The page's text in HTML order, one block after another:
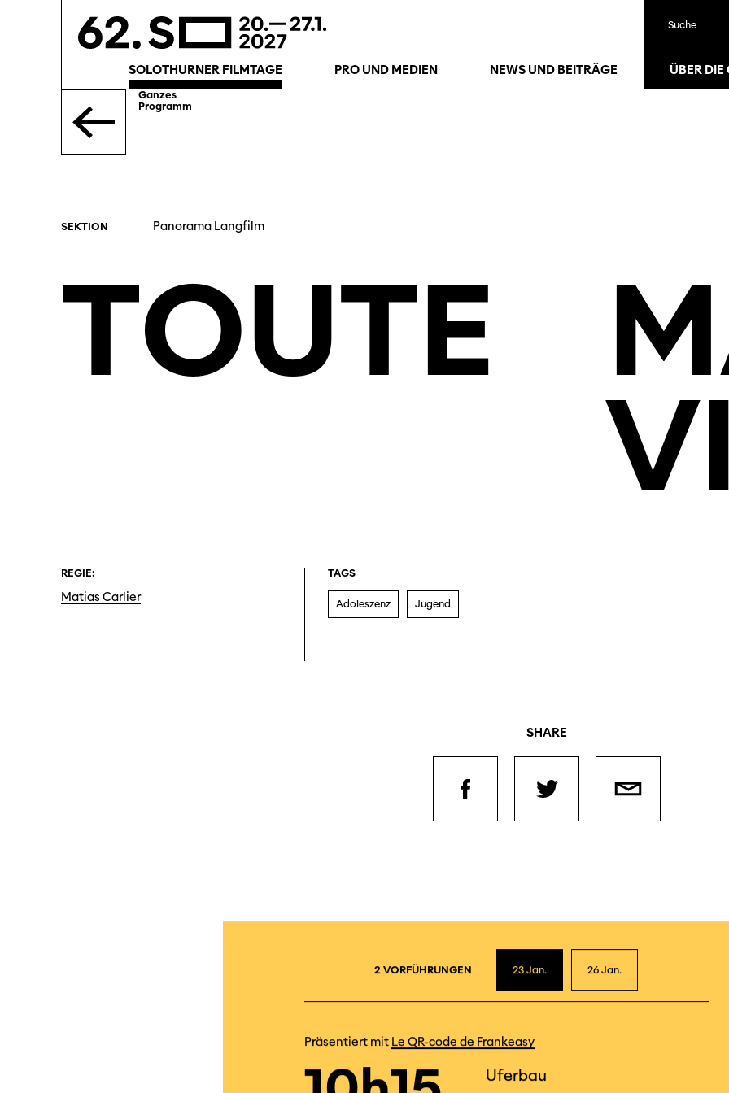
Suche
SOLOTHURNER FILMTAGE PRO UND MEDIEN NEWS UND BEITRÄGE ÜBER
Ganzes
Programm
SEKTION Panorama Langfilm
TOUTE
REGIE:
Matias Carlier
TAGS
Adoleszenz Jugend
SHARE
2 VORFÜHRUNGEN 23 Jan. 26 Jan.
Präsentiert mit Le QR-code de Frankeasy
Uferbau